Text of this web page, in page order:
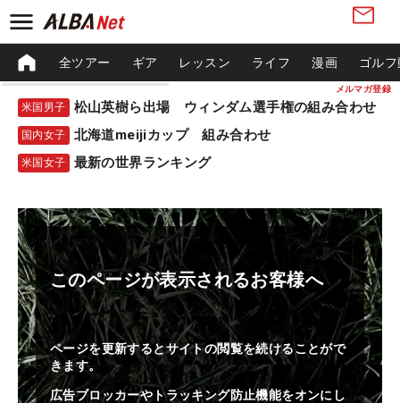
メルマガ登録
全ツアー ギア レッスン ライフ 漫画 ゴル
米国男子 松山英樹ら出場 ウィンダム選手権の組み合わせ
国内女子 北海道meijiカップ 組み合わせ
米国女子 最新の世界ランキング
このページが表示されるお客様へ
ページを更新するとサイトの閲覧を続けることがで
きます。
広告ブロッカーやトラッキング防止機能をオンにし